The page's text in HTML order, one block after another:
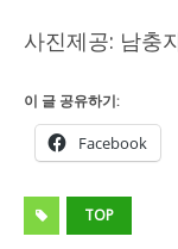
사진제공: 남충
이 글 공유하기:
Facebook
TOP